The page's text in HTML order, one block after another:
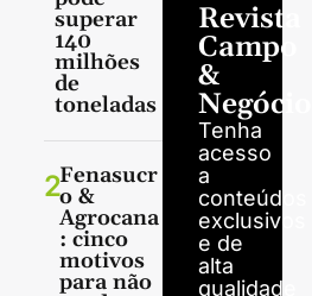
superar
140
milhões
de
toneladas
2Fenasucr
o &
Agrocana
: cinco
motivos
para não
Revista
Campo
&
Tenha
acesso
a
conteúdos
exclusivos
e de
alta
qualidade